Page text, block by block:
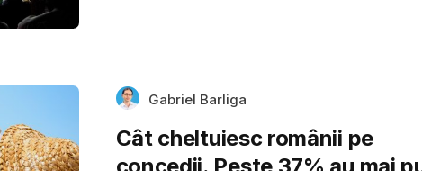
Gabriel Barliga
Cât cheltuiesc românii pe